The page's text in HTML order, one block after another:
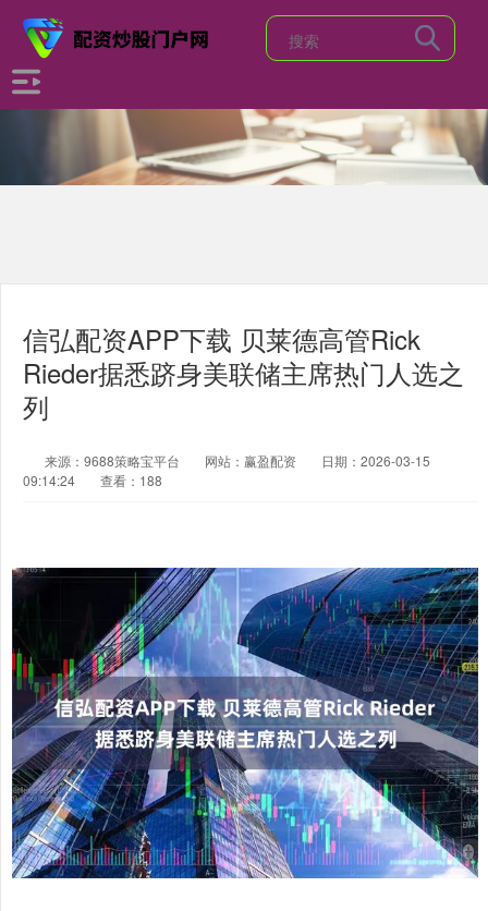
信弘配资APP下载 贝莱德高管Rick
Rieder据悉跻身美联储主席热门人选之
列
来源：9688策略宝平台 网站：赢盈配资
日期：2026-03-15
09:14:24
查看：188